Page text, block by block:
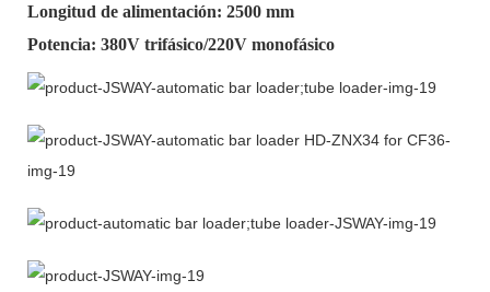
Longitud de alimentación: 2500 mm
Potencia: 380V trifásico/220V monofásico